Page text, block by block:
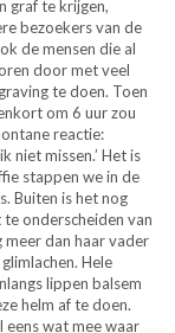
graf te krijgen,
bezoekers van de
de mensen die al
door met veel
te doen. Toen
om 6 uur zou
reactie:
niet missen.’ Het is
stappen we in de
Buiten is het nog
onderscheiden van
meer dan haar vader
Hele
lippen balsem
helm af te doen.
eens wat mee waar